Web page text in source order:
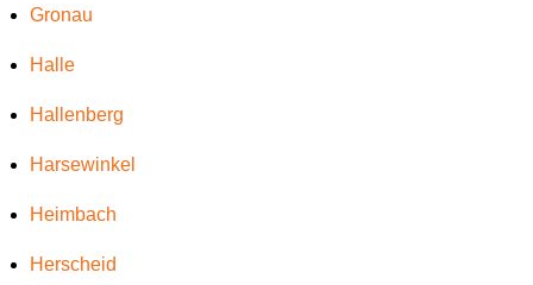
Gronau
Halle
Hallenberg
Harsewinkel
Heimbach
Herscheid